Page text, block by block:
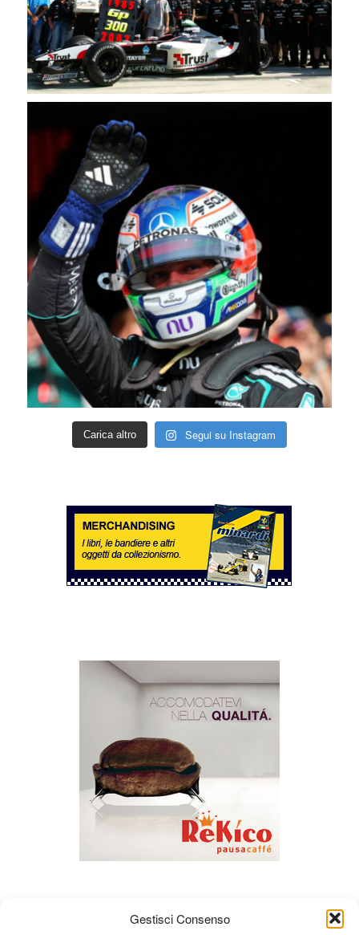
Gestisci Consenso
Carica altro Segui su Instagram